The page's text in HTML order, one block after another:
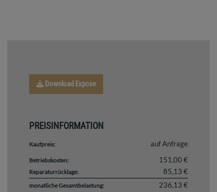
Download Expose
PREISINFORMATION
Kaufpreis: auf Anfrage
Betriebskosten: 151,00 €
Reparaturrücklage: 85,13 €
monatliche Gesamtbelastung: 236,13 €